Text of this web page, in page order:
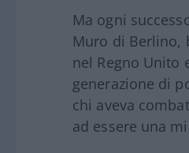
Ma ogni
Muro di Berlino,
nel Regno Unito
generazione di
chi aveva
ad essere una